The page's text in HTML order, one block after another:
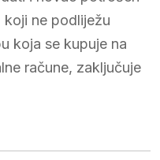
ne podliježu
koja se kupuje na
račune, zaključuje